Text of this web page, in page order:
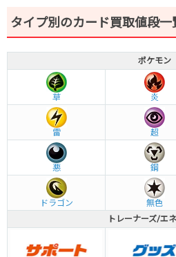
タイプ別のカード買取値段一
ポケモン
草 炎
雷 超
悪 鋼
ドラゴン 無色
トレーナーズ/エ